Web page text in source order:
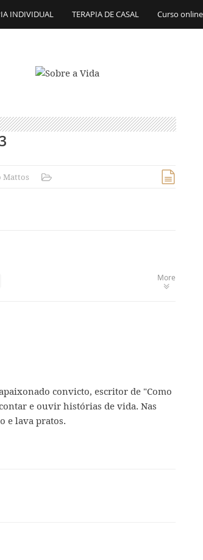
INDIVIDUAL TERAPIA DE CASAL Curso
Mattos
More
convicto, escritor de "Como
e ouvir histórias de vida. Nas
e lava pratos.